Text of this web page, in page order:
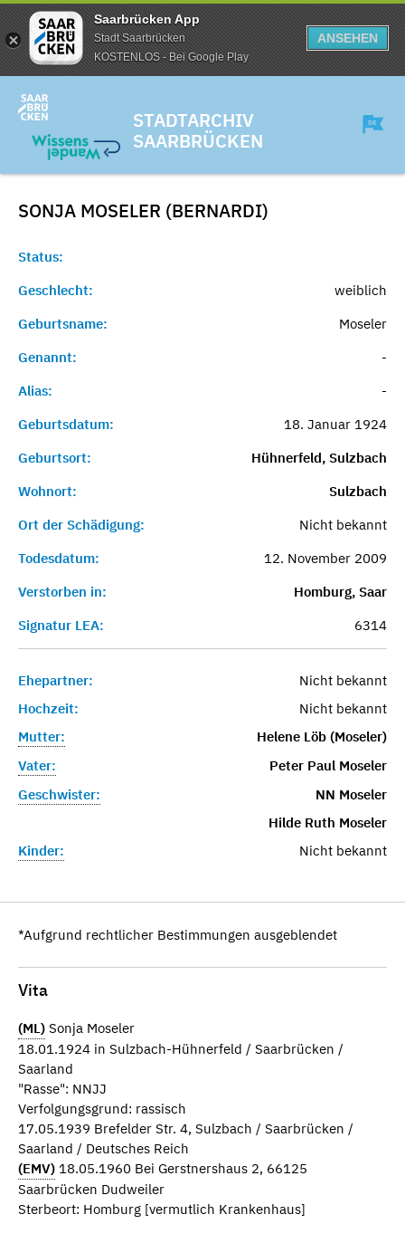
Saarbrücken App
Stadt Saarbrücken
KOSTENLOS - Bei Google Play
ANSEHEN
STADTARCHIV
SAARBRÜCKEN
SONJA MOSELER (BERNARDI)
Status:
Geschlecht:
weiblich
Geburtsname:
Moseler
Genannt:
-
Alias:
-
Geburtsdatum:
18. Januar 1924
Geburtsort:
Hühnerfeld, Sulzbach
Wohnort:
Sulzbach
Ort der Schädigung:
Nicht bekannt
Todesdatum:
12. November 2009
Verstorben in:
Homburg, Saar
Signatur LEA:
6314
Ehepartner:
Nicht bekannt
Hochzeit:
Nicht bekannt
Mutter:
Helene Löb (Moseler)
Vater:
Peter Paul Moseler
Geschwister:
NN Moseler
Hilde Ruth Moseler
Kinder:
Nicht bekannt
*Aufgrund rechtlicher Bestimmungen ausgeblendet
Vita
(ML) Sonja Moseler
18.01.1924 in Sulzbach-Hühnerfeld / Saarbrücken /
Saarland
"Rasse": NNJJ
Verfolgungsgrund: rassisch
17.05.1939 Brefelder Str. 4, Sulzbach / Saarbrücken /
Saarland / Deutsches Reich
(EMV) 18.05.1960 Bei Gerstnershaus 2, 66125
Saarbrücken Dudweiler
Sterbeort: Homburg [vermutlich Krankenhaus]